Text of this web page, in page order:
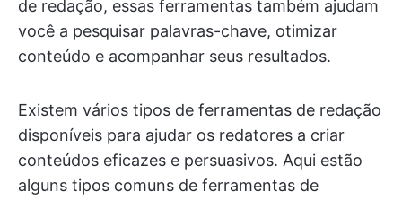
de redação, essas ferramentas também ajudam
você a pesquisar palavras-chave, otimizar
conteúdo e acompanhar seus resultados.
Existem vários tipos de ferramentas de redação
disponíveis para ajudar os redatores a criar
conteúdos eficazes e persuasivos. Aqui estão
alguns tipos comuns de ferramentas de